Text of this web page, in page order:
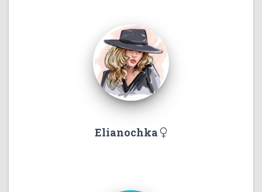
Elianochka